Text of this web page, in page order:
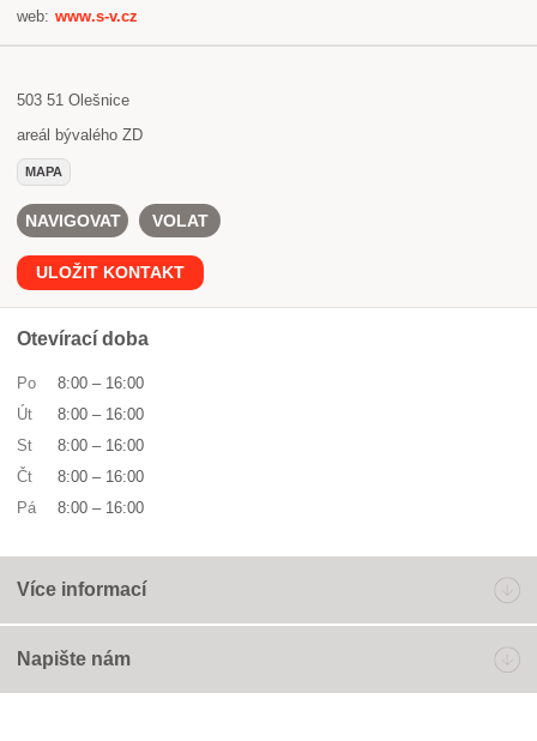
web: www.s-v.cz
503 51 Olešnice
areál bývalého ZD
MAPA
NAVIGOVAT VOLAT
ULOŽIT KONTAKT
Otevírací doba
Po 8:00 – 16:00
Út
8:00 – 16:00
St
8:00 – 16:00
Čt
8:00 – 16:00
Pá
8:00 – 16:00
Více informací
Napište nám